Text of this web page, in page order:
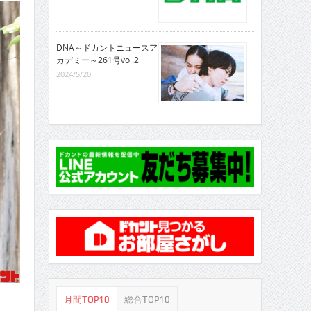
DNA～ドカントニュースア
カデミー～261号vol.2
2024/5/20
月間TOP10 総合TOP10